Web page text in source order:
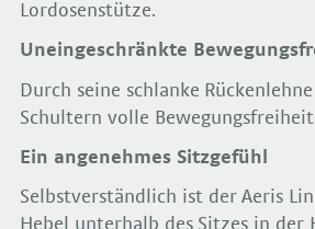
Lordosenstütze.
Uneingeschränkte
Durch seine schlanke
Schultern volle
Ein angenehmes Sitzgefühl
Selbstverständlich ist der Aeris
Hebel unterhalb des Sitzes in der